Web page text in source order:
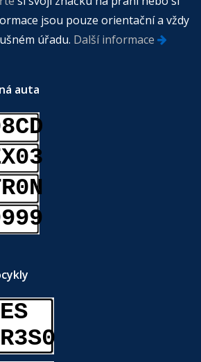
jsou pouze orientační a vždy
úřadu. Další informace
auta